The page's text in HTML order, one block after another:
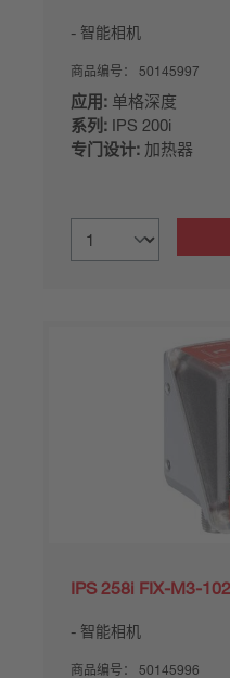
智能相机
商品编号： 50145997
应用: 单格深度
系列: IPS 200i
专门设计: 加热器
IPS 258i FIX-M3-
智能相机
商品编号： 50145996